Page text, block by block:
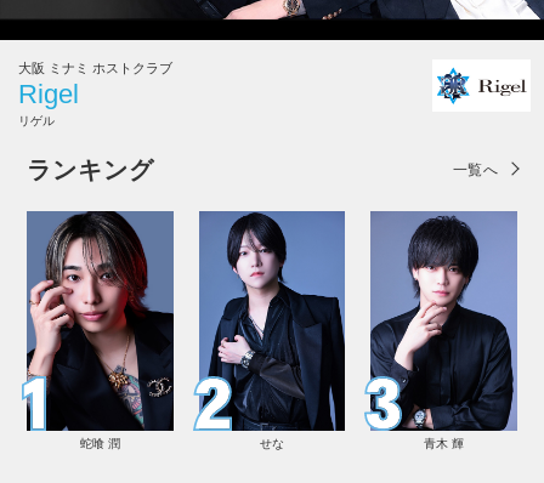
大阪 ミナミ ホストクラブ
Rigel
リゲル
ランキング 一覧へ
蛇喰 潤 せな 青木 輝